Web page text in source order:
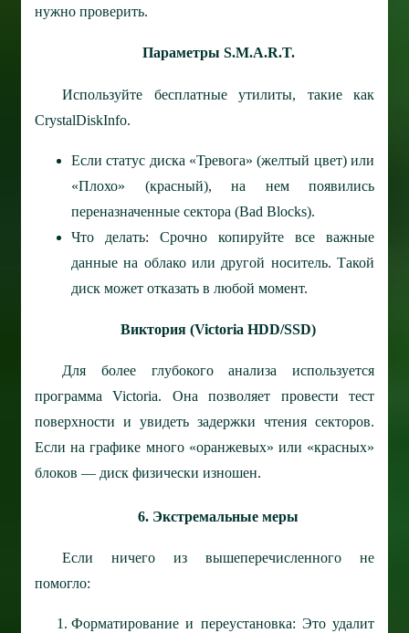
нужно проверить.
Параметры S.M.A.R.T.
Используйте бесплатные утилиты, такие как
CrystalDiskInfo.
Если статус диска «Тревога» (желтый цвет) или
«Плохо» (красный), на нем появились
переназначенные сектора (Bad Blocks).
Что делать: Срочно копируйте все важные
данные на облако или другой носитель. Такой
диск может отказать в любой момент.
Виктория (Victoria HDD/SSD)
Для более глубокого анализа используется
программа Victoria. Она позволяет провести тест
поверхности и увидеть задержки чтения секторов.
Если на графике много «оранжевых» или «красных»
блоков — диск физически изношен.
6. Экстремальные меры
Если ничего из вышеперечисленного не
помогло:
Форматирование и переустановка: Это удалит